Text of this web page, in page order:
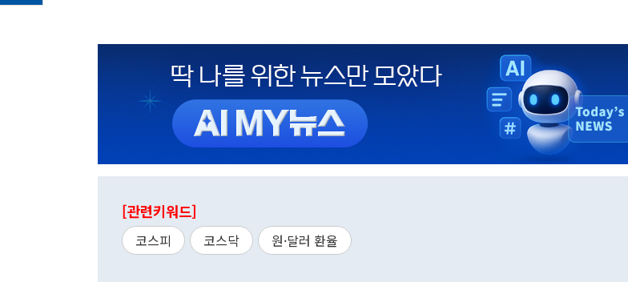
[관련키워드]
코스피 코스닥 원·달러 환율